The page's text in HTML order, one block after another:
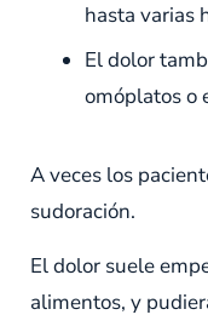
hasta varias
El dolor
omóplatos o
A veces los
sudoración.
El dolor suele
alimentos, y